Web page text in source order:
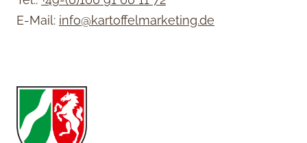
E-Mail: info@kartoffelmarketing.de